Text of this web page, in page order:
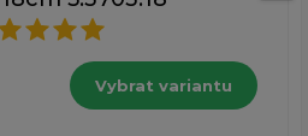
Vybrat variantu